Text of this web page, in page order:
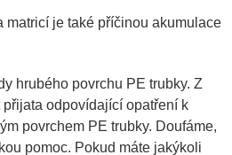
matricí je také příčinou akumulace
hrubého povrchu PE trubky. Z
odpovídající opatření k
povrchem PE trubky. Doufáme,
pomoc. Pokud máte jakýkoli